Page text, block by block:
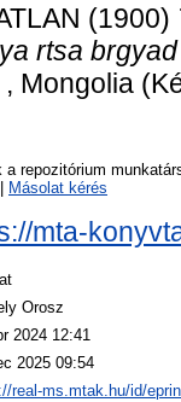
(1900)
rtsa
, Mongolia
a repozitórium
Másolat kérés
mta-
Orosz
2024 12:41
2025 09:54
real-ms.mtak.hu/id/